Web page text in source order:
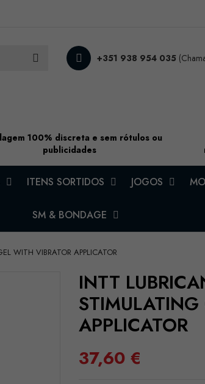
+351 938 954 035
100% discreta e sem rótulos ou
publicidades
ITENS SORTIDOS JOGOS
SM & BONDAGE
WITH VIBRATOR APPLICATOR
INTT
APPLICATOR
37,60 €